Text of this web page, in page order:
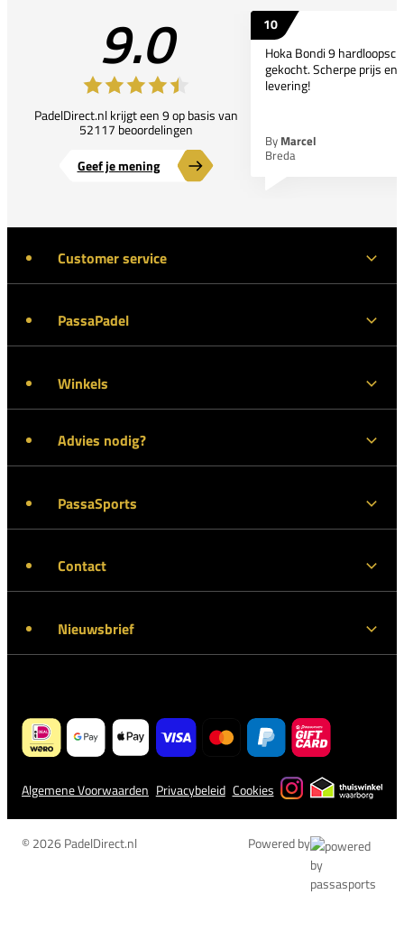
9.0
PadelDirect.nl krijgt een 9 op basis van
52117 beoordelingen
Geef je mening
10
Hoka Bondi 9
gekocht. Scherpe prijs en
levering!
By Marcel
Breda
Customer service
PassaPadel
Winkels
Advies nodig?
PassaSports
Contact
Nieuwsbrief
Algemene Voorwaarden Privacybeleid Cookies
© 2026 PadelDirect.nl Powered by